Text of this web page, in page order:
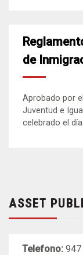
de
Aprobado por
Juventud e
celebrado el
ASSET
Telefono: 947